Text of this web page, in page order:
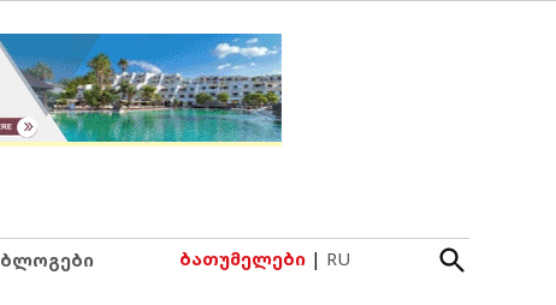
ბლოგები ბათუმელები | RU
Open
Search